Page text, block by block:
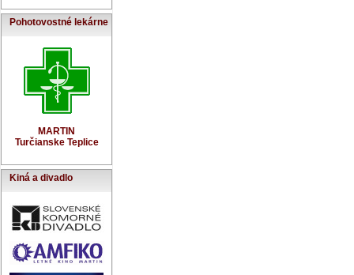
Pohotovostné lekárne
MARTIN
Turčianske Teplice
Kiná a divadlo